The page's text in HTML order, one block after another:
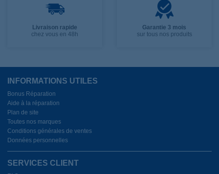
Livraison rapide
chez vous en 48h
Garantie 3 mois
sur tous nos produits
INFORMATIONS UTILES
Bonus Réparation
Aide à la réparation
Plan de site
Toutes nos marques
Conditions générales de ventes
Données personnelles
SERVICES CLIENT